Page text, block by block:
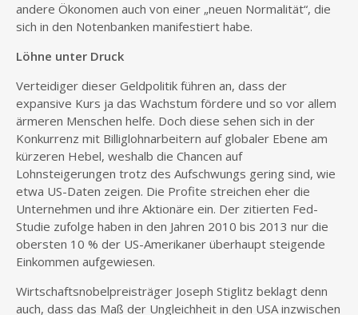
andere Ökonomen auch von einer „neuen Normalität“, die
sich in den Notenbanken manifestiert habe.
Löhne unter Druck
Verteidiger dieser Geldpolitik führen an, dass der
expansive Kurs ja das Wachstum fördere und so vor allem
ärmeren Menschen helfe. Doch diese sehen sich in der
Konkurrenz mit Billiglohnarbeitern auf globaler Ebene am
kürzeren Hebel, weshalb die Chancen auf
Lohnsteigerungen trotz des Aufschwungs gering sind, wie
etwa US-Daten zeigen. Die Profite streichen eher die
Unternehmen und ihre Aktionäre ein. Der zitierten Fed-
Studie zufolge haben in den Jahren 2010 bis 2013 nur die
obersten 10 % der US-Amerikaner überhaupt steigende
Einkommen aufgewiesen.
Wirtschaftsnobelpreisträger Joseph Stiglitz beklagt denn
auch, dass das Maß der Ungleichheit in den USA inzwischen